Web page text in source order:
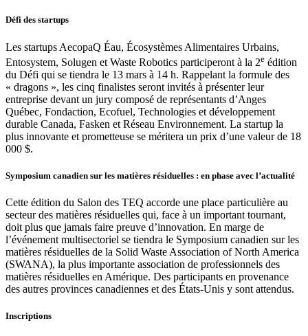
Défi des startups
Les startups AecopaQ Éau, Écosystèmes Alimentaires Urbains,
Entosystem, Solugen et Waste Robotics participeront à la 2e édition
du Défi qui se tiendra le 13 mars à 14 h. Rappelant la formule des
« dragons », les cinq finalistes seront invités à présenter leur
entreprise devant un jury composé de représentants d’Anges
Québec, Fondaction, Ecofuel, Technologies et développement
durable Canada, Fasken et Réseau Environnement. La startup la
plus innovante et prometteuse se méritera un prix d’une valeur de 18
000 $.
Symposium canadien sur les matières résiduelles : en phase avec l’actualité
Cette édition du Salon des TEQ accorde une place particulière au
secteur des matières résiduelles qui, face à un important tournant,
doit plus que jamais faire preuve d’innovation. En marge de
l’événement multisectoriel se tiendra le Symposium canadien sur les
matières résiduelles de la Solid Waste Association of North America
(SWANA), la plus importante association de professionnels des
matières résiduelles en Amérique. Des participants en provenance
des autres provinces canadiennes et des États-Unis y sont attendus.
Inscriptions